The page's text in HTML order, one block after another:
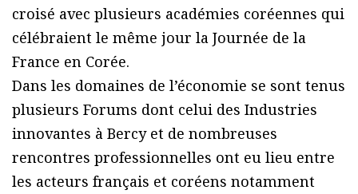
croisé avec plusieurs académies coréennes qui
célébraient le même jour la Journée de la
France en Corée.
Dans les domaines de l’économie se sont tenus
plusieurs Forums dont celui des Industries
innovantes à Bercy et de nombreuses
rencontres professionnelles ont eu lieu entre
les acteurs français et coréens notamment